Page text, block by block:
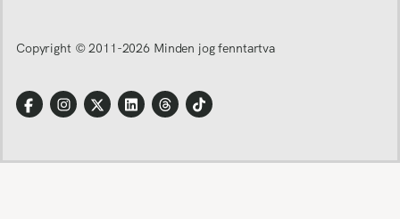
Copyright © 2011-2026 Minden jog fenntartva